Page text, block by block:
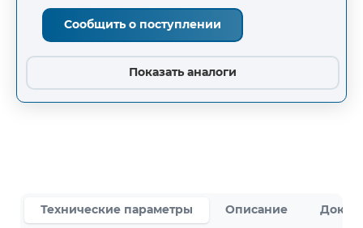
Сообщить о поступлении
Показать аналоги
Технические параметры Описание